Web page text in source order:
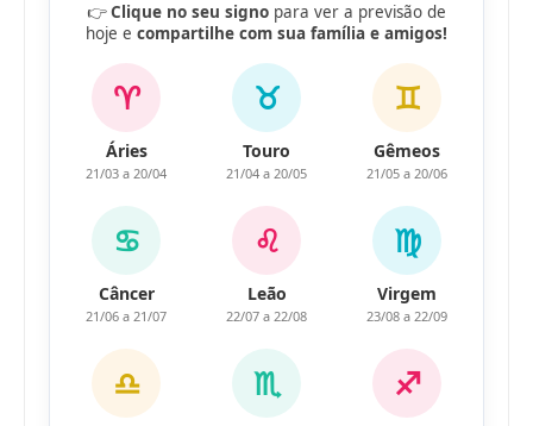
👉Clique no seu signo para ver a previsão de
hoje e compartilhe com sua família e amigos!
♈
Áries
21/03 a 20/04
♉
Touro
21/04 a 20/05
♊
Gêmeos
21/05 a 20/06
♋
Câncer
21/06 a 21/07
♌
Leão
22/07 a 22/08
♍
Virgem
23/08 a 22/09
♎ ♏ ♐